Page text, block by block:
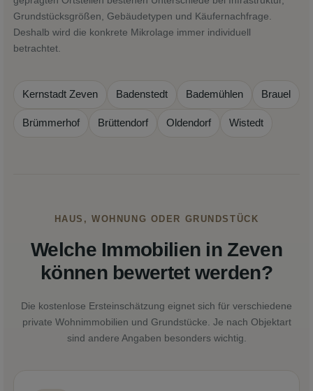
Grundstücksgrößen, Gebäudetypen und Käufernachfrage.
Deshalb wird die konkrete Mikrolage immer individuell
betrachtet.
Kernstadt Zeven Badenstedt Bademühlen Brauel
Brümmerhof Brüttendorf Oldendorf Wistedt
HAUS, WOHNUNG ODER GRUNDSTÜCK
Welche Immobilien in Zeven
können bewertet werden?
Die kostenlose Ersteinschätzung eignet sich für verschiedene
private Wohnimmobilien und Grundstücke. Je nach Objektart
sind andere Angaben besonders wichtig.